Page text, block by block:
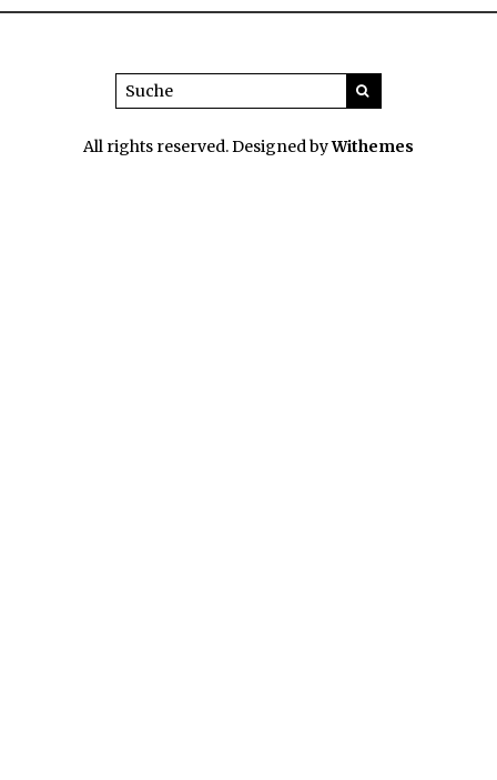
All rights reserved. Designed byWithemes